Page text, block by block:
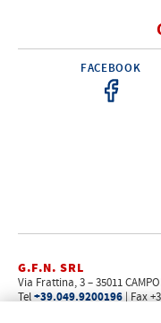
FACEBOOK
G.F.N. SRL
Via Frattina, 3 – 35011
Tel+39.049.9200196 | Fax